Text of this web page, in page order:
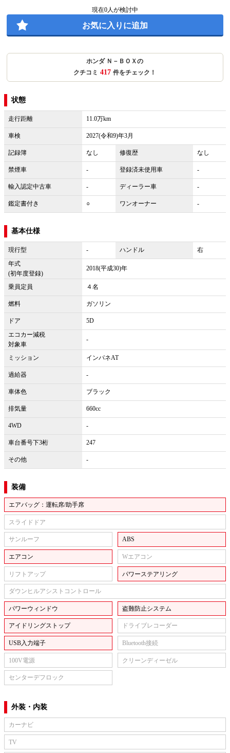
現在0人が検討中
お気に入りに追加
ホンダ Ｎ－ＢＯＸの
クチコミ 417 件をチェック！
状態
走行距離 11.0万km
車検 2027(令和9)年3月
記録簿 なし 修復歴 なし
禁煙車 - 登録済未使用車 -
輸入認定中古車 - ディーラー車 -
鑑定書付き ○ ワンオーナー -
基本仕様
現行型 - ハンドル
右
年式
(初年度登録)
2018(平成30)年
乗員定員 ４名
燃料 ガソリン
ドア
5D
エコカー減税
対象車
-
ミッション インパネAT
過給器 -
車体色 ブラック
排気量 660cc
4WD -
車台番号下3桁 247
その他 -
装備
エアバッグ：運転席/助手席
スライドドア
サンルーフ ABS
エアコン Wエアコン
リフトアップ パワーステアリング
ダウンヒルアシストコントロール
パワーウィンドウ 盗難防止システム
アイドリングストップ ドライブレコーダー
USB入力端子 Bluetooth接続
100V電源 クリーンディーゼル
センターデフロック
外装・内装
カーナビ
TV